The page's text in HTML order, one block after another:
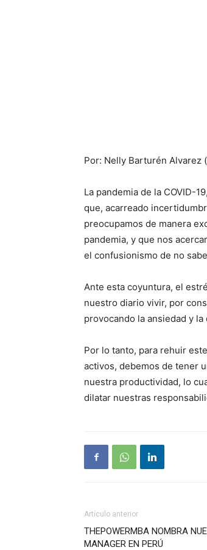
Por: Nelly Barturén Alvarez
La pandemia de la COVID-
que, acarreado
preocupamos de manera
pandemia, y que nos
el confusionismo de no
Ante esta coyuntura, el
nuestro diario vivir, por
provocando la ansiedad y la
Por lo tanto, para rehuir
activos, debemos de tener
nuestra productividad, lo
dilatar nuestras
Artículo anterior
THEPOWERMBA NOMBRA
MANAGER EN PERÚ